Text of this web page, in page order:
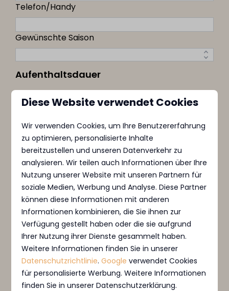
Telefon/Handy
Gewünschte Saison
Aufenthaltsdauer
Anreisedatum
Abreisedatum
Anzahl Personen
Haustier
Kennzeichen AutoOptional
Art des Wohnwagens
Länge in Metern
Diese Website verwendet Cookies
Wir verwenden Cookies, um Ihre Benutzererfahrung
zu optimieren, personalisierte Inhalte
bereitzustellen und unseren Datenverkehr zu
analysieren. Wir teilen auch Informationen über Ihre
Nutzung unserer Website mit unseren Partnern für
soziale Medien, Werbung und Analyse. Diese Partner
können diese Informationen mit anderen
Informationen kombinieren, die Sie ihnen zur
Verfügung gestellt haben oder die sie aufgrund
Ihrer Nutzung ihrer Dienste gesammelt haben.
Weitere Informationen finden Sie in unserer
Datenschutzrichtlinie.Google verwendet Cookies
für personalisierte Werbung. Weitere Informationen
finden Sie in unserer Datenschutzerklärung.